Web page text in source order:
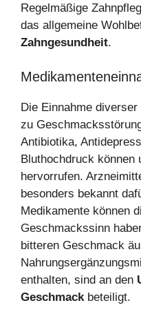
Regelmäßige
das allgemeine
Zahngesundheit.
Die Einnahme
zu
Antibiotika,
Bluthochdruck können
hervorrufen.
besonders bekannt
Medikamente können
Geschmackssinn
bitteren Geschmack
enthalten, sind an den
Geschmackbeteiligt.